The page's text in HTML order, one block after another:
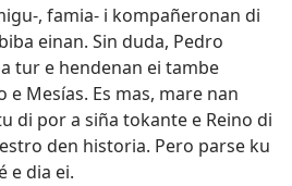
, famia- i kompañeronan di
einan. Sin duda, Pedro
tur e hendenan ei tambe
Mesías. Es mas, mare nan
di por a siña tokante e Reino di
den historia. Pero parse ku
e dia ei.